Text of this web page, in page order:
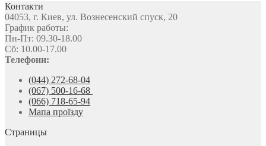
Контакти
04053, г. Киев, ул. Вознесенский спуск, 20
График работы:
Пн-Пт: 09.30-18.00
Сб: 10.00-17.00
Телефони:
(044) 272-68-04
(067) 500-16-68
(066) 718-65-94
Мапа проїзду
Страницы